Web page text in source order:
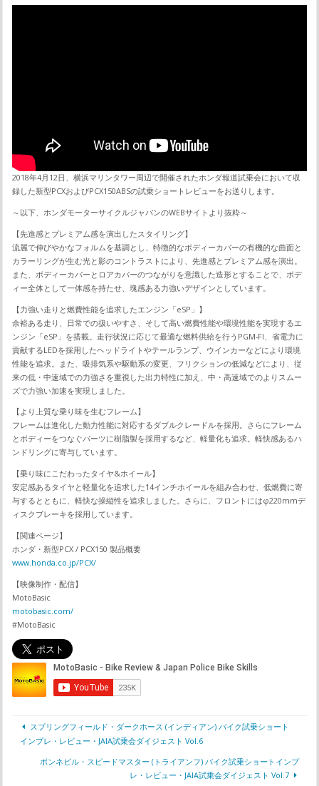
2018年4月12日、横浜マリンタワー周辺で開催されたホンダ報道試乗会において収
録した新型PCXおよびPCX150ABSの試乗ショートレビューをお送りします。
～以下、ホンダモーターサイクルジャパンのWEBサイトより抜粋～
【先進感とプレミアム感を演出したスタイリング】
流麗で伸びやかなフォルムを基調とし、特徴的なボディーカバーの有機的な曲面と
カラーリングが生む光と影のコントラストにより、先進感とプレミアム感を演出。
また、ボディーカバーとロアカバーのつながりを意識した造形とすることで、ボデ
ィー全体として一体感を持たせ、塊感ある力強いデザインとしています。
【力強い走りと燃費性能を追求したエンジン「eSP」】
余裕ある走り、日常での扱いやすさ、そして高い燃費性能や環境性能を実現するエ
ンジン「eSP」を搭載。走行状況に応じて最適な燃料供給を行うPGM-FI、省電力に
貢献するLEDを採用したヘッドライトやテールランプ、ウインカーなどにより環境
性能を追求。また、吸排気系や駆動系の変更、フリクションの低減などにより、従
来の低・中速域での力強さを重視した出力特性に加え、中・高速域でのよりスムー
ズで力強い加速を実現しました。
【より上質な乗り味を生むフレーム】
フレームは進化した動力性能に対応するダブルクレードルを採用。さらにフレーム
とボディーをつなぐパーツに樹脂製を採用するなど、軽量化も追求。軽快感あるハ
ンドリングに寄与しています。
【乗り味にこだわったタイヤ&ホイール】
安定感あるタイヤと軽量化を追求した14インチホイールを組み合わせ、低燃費に寄
与するとともに、軽快な操縦性を追求しました。さらに、フロントにはφ220mmデ
ィスクブレーキを採用しています。
【関連ページ】
ホンダ・新型PCX / PCX150 製品概要
www.honda.co.jp/PCX/
【映像制作・配信】
MotoBasic
motobasic.com/
#MotoBasic
スプリングフィールド・ダークホース (インディアン) バイク試乗ショート
インプレ・レビュー・JAIA試乗会ダイジェスト Vol.6
ボンネビル・スピードマスター (トライアンフ) バイク試乗ショートインプ
レ・レビュー・JAIA試乗会ダイジェスト Vol.7